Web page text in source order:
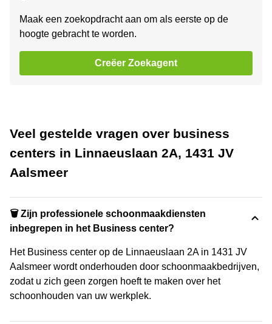
Maak een zoekopdracht aan om als eerste op de
hoogte gebracht te worden.
Creëer Zoekagent
Veel gestelde vragen over business
centers in Linnaeuslaan 2A, 1431 JV
Aalsmeer
🗑 Zijn professionele schoonmaakdiensten
inbegrepen in het Business center?
Het Business center op de Linnaeuslaan 2A in 1431 JV
Aalsmeer wordt onderhouden door schoonmaakbedrijven,
zodat u zich geen zorgen hoeft te maken over het
schoonhouden van uw werkplek.